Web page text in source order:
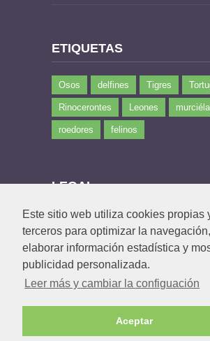
Este sitio web utiliza cookies propias
terceros para optimizar la navegación,
elaborar información estadística y
publicidad personalizada.
Leer más y cambiar la configuación
Aceptar
ETIQUETAS
Osos delfines Tigres
Rinocerontes Leones
roedores felinos
LEGAL
Política de privacidad
Política de Cookies
Contacto